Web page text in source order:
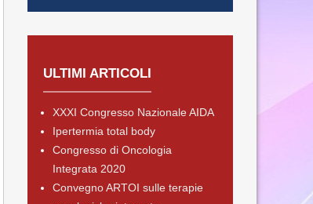
ULTIMI ARTICOLI
XXXI Congresso Nazionale AIDA
Ipertermia total body
Congresso di Oncologia
Integrata 2020
Convegno ARTOI sulle terapie